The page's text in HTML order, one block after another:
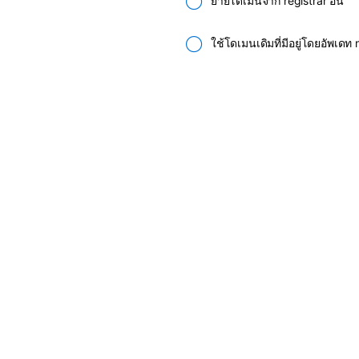
ใช้โดเมนเดิมที่มีอยู่โดยอัพเดท